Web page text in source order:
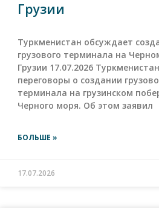
Грузии
Туркменистан обсуждает
грузового терминала на
Грузии 17.07.2026
переговоры о создании
терминала на грузинском
Черного моря. Об этом заявил
БОЛЬШЕ »
17.07.2026